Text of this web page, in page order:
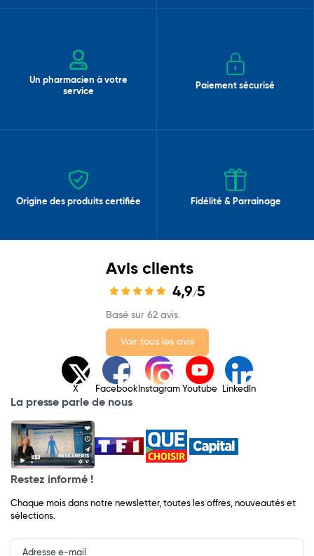
Un pharmacien à votre
service
Paiement sécurisé
Origine des produits certifiée Fidélité & Parrainage
Avis clients
4,9/5
Basé sur 62 avis.
Voir tous les avis
X Facebook Instagram Youtube LinkedIn
La presse parle de nous
Restez informé !
Chaque mois dans notre newsletter, toutes les offres, nouveautés et
sélections.
Input
Newsletter